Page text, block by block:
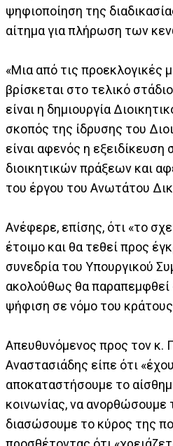
ψηφιοποίηση της
αίτημα για πλήρωση των
«Μια από τις προεκλογικές
βρίσκεται στο τελικό
είναι η δημιουργία
σκοπός της ίδρυσης του
είναι αφενός η εξειδίκευση
διοικητικών πράξεων και
του έργου του Ανωτάτου
Ανέφερε, επίσης, ότι «το
έτοιμο και θα τεθεί προς
συνεδρία του Υπουργικού
ακολούθως θα παραπεμφθεί
ψήφιση σε νόμο του
Απευθυνόμενος προς τον κ.
Αναστασιάδης είπε ότι
αποκαταστήσουμε το
κοινωνίας, να ανορθώσουμε
διασώσουμε το κύρος της